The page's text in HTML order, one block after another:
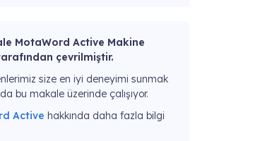
MotaWord Active Makine
çevrilmiştir.
size en iyi deneyimi sunmak
bu makale üzerinde çalışıyor.
Active hakkında daha fazla bilgi